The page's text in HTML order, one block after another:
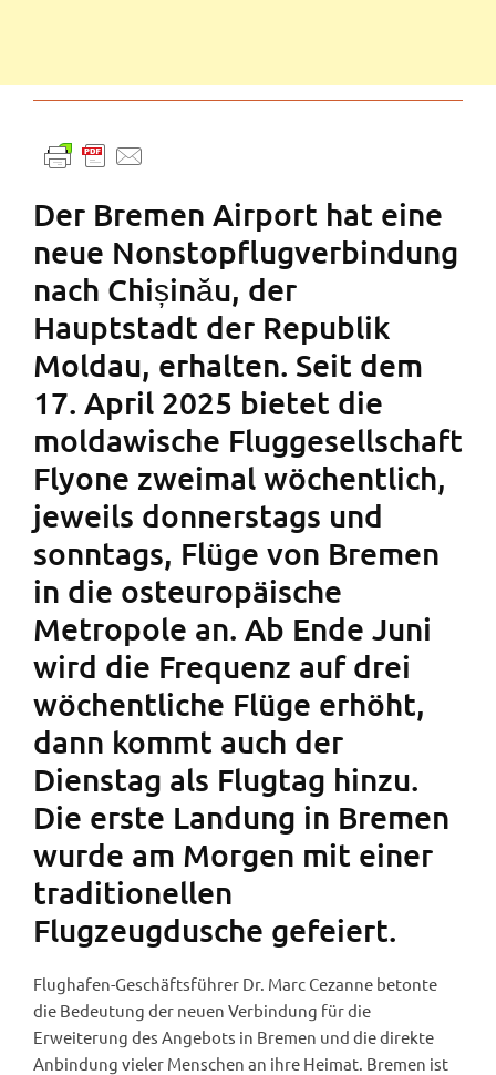
Der Bremen Airport hat eine
neue Nonstopflugverbindung
nach Chișinău, der
Hauptstadt der Republik
Moldau, erhalten. Seit dem
17. April 2025 bietet die
moldawische Fluggesellschaft
Flyone zweimal wöchentlich,
jeweils donnerstags und
sonntags, Flüge von Bremen
in die osteuropäische
Metropole an. Ab Ende Juni
wird die Frequenz auf drei
wöchentliche Flüge erhöht,
dann kommt auch der
Dienstag als Flugtag hinzu.
Die erste Landung in Bremen
wurde am Morgen mit einer
traditionellen
Flugzeugdusche gefeiert.
Flughafen-Geschäftsführer Dr. Marc Cezanne betonte
die Bedeutung der neuen Verbindung für die
Erweiterung des Angebots in Bremen und die direkte
Anbindung vieler Menschen an ihre Heimat. Bremen ist